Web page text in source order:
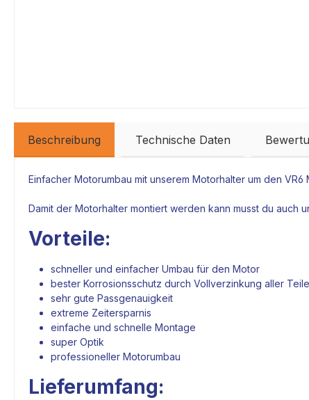
Beschreibung Technische Daten
Einfacher Motorumbau mit unserem Motorhalter um den VR6
Damit der Motorhalter montiert werden kann musst du auch
Vorteile:
schneller und einfacher Umbau für den Motor
bester Korrosionsschutz durch Vollverzinkung aller Teile
sehr gute Passgenauigkeit
extreme Zeitersparnis
einfache und schnelle Montage
super Optik
professioneller Motorumbau
Lieferumfang: